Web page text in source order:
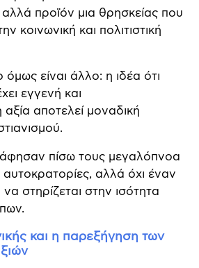
αλλά προϊόν μια θρησκείας που
κοινωνική και πολιτιστική
είναι άλλο: η ιδέα ότι
εγγενή και
αποτελεί μοναδική
άφησαν πίσω τους μεγαλόπνοα
αλλά όχι έναν
στηρίζεται στην ισότητα
και η παρεξήγηση των